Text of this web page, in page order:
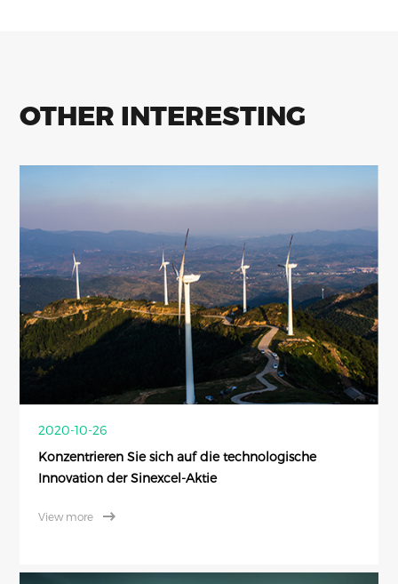
OTHER INTERESTING
2020-10-26
Konzentrieren Sie sich auf die technologische
Innovation der Sinexcel-Aktie
View more